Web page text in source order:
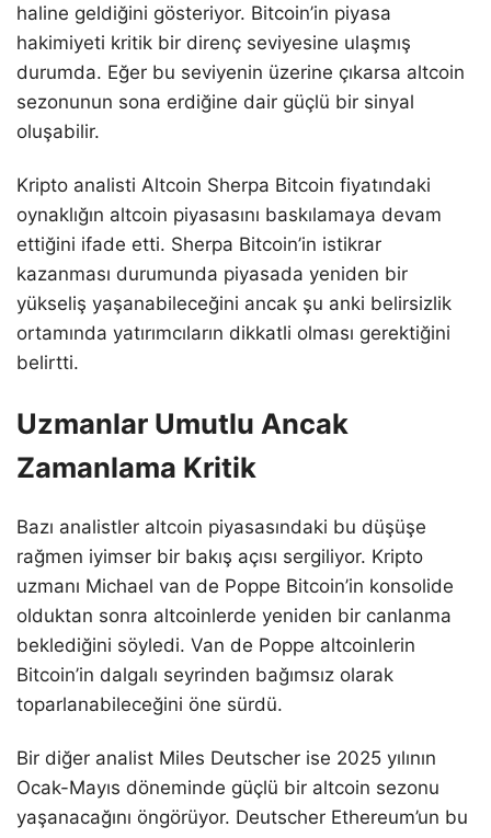
haline geldiğini gösteriyor. Bitcoin’in piyasa
hakimiyeti kritik bir direnç seviyesine ulaşmış
durumda. Eğer bu seviyenin üzerine çıkarsa altcoin
sezonunun sona erdiğine dair güçlü bir sinyal
oluşabilir.
Kripto analisti Altcoin Sherpa Bitcoin fiyatındaki
oynaklığın altcoin piyasasını baskılamaya devam
ettiğini ifade etti. Sherpa Bitcoin’in istikrar
kazanması durumunda piyasada yeniden bir
yükseliş yaşanabileceğini ancak şu anki belirsizlik
ortamında yatırımcıların dikkatli olması gerektiğini
belirtti.
Uzmanlar Umutlu Ancak
Zamanlama Kritik
Bazı analistler altcoin piyasasındaki bu düşüşe
rağmen iyimser bir bakış açısı sergiliyor. Kripto
uzmanı Michael van de Poppe Bitcoin’in konsolide
olduktan sonra altcoinlerde yeniden bir canlanma
beklediğini söyledi. Van de Poppe altcoinlerin
Bitcoin’in dalgalı seyrinden bağımsız olarak
toparlanabileceğini öne sürdü.
Bir diğer analist Miles Deutscher ise 2025 yılının
Ocak-Mayıs döneminde güçlü bir altcoin sezonu
yaşanacağını öngörüyor. Deutscher Ethereum’un bu